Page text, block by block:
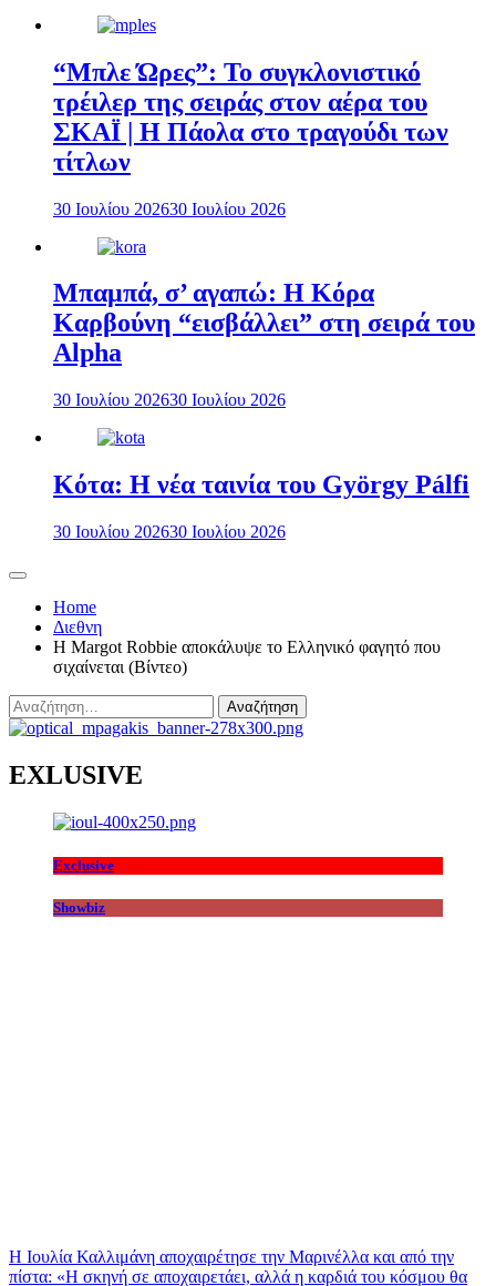
“Μπλε Ώρες”: Το συγκλονιστικό
τρέιλερ της σειράς στον αέρα του
ΣΚΑΪ | Η Πάολα στο τραγούδι των
τίτλων
30 Ιουλίου 202630 Ιουλίου 2026
Μπαμπά, σ’ αγαπώ: Η Κόρα
Καρβούνη “εισβάλλει” στη σειρά του
Alpha
30 Ιουλίου 202630 Ιουλίου 2026
Κότα: Η νέα ταινία του György Pálfi
30 Ιουλίου 202630 Ιουλίου 2026
Home
Διεθνη
Η Margot Robbie αποκάλυψε το Ελληνικό φαγητό που
σιχαίνεται (Βίντεο)
Αναζήτηση
για:
EXLUSIVE
Exclusive
Showbiz
Η Ιουλία Καλλιμάνη αποχαιρέτησε την Μαρινέλλα και από την
πίστα: «H σκηνή σε αποχαιρετάει, αλλά η καρδιά του κόσμου θα